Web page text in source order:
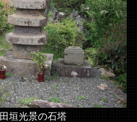
光景の石塔